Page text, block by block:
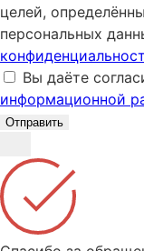
целей,
персональных
Вы даёте
информационной
Отправить